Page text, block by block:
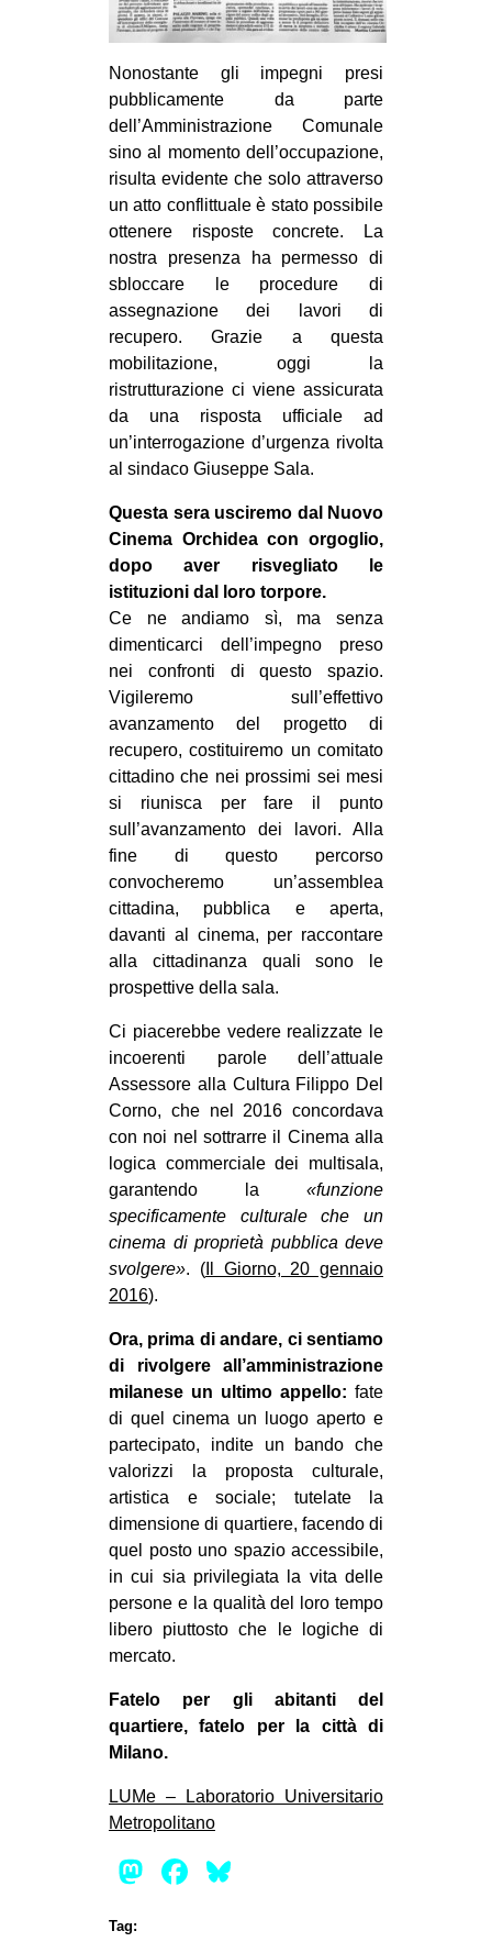
Nonostante gli impegni presi
pubblicamente da parte
dell’Amministrazione Comunale
sino al momento dell’occupazione,
risulta evidente che solo attraverso
un atto conflittuale è stato possibile
ottenere risposte concrete. La
nostra presenza ha permesso di
sbloccare le procedure di
assegnazione dei lavori di
recupero. Grazie a questa
mobilitazione, oggi la
ristrutturazione ci viene assicurata
da una risposta ufficiale ad
un’interrogazione d’urgenza rivolta
al sindaco Giuseppe Sala.
Questa sera usciremo dal Nuovo
Cinema Orchidea con orgoglio,
dopo aver risvegliato le
istituzioni dal loro torpore.
Ce ne andiamo sì, ma senza
dimenticarci dell’impegno preso
nei confronti di questo spazio.
Vigileremo sull’effettivo
avanzamento del progetto di
recupero, costituiremo un comitato
cittadino che nei prossimi sei mesi
si riunisca per fare il punto
sull’avanzamento dei lavori. Alla
fine di questo percorso
convocheremo un’assemblea
cittadina, pubblica e aperta,
davanti al cinema, per raccontare
alla cittadinanza quali sono le
prospettive della sala.
Ci piacerebbe vedere realizzate le
incoerenti parole dell’attuale
Assessore alla Cultura Filippo Del
Corno, che nel 2016 concordava
con noi nel sottrarre il Cinema alla
logica commerciale dei multisala,
garantendo la «funzione
specificamente culturale che un
cinema di proprietà pubblica deve
svolgere». (Il Giorno, 20 gennaio
2016).
Ora, prima di andare, ci sentiamo
di rivolgere all’amministrazione
milanese un ultimo appello: fate
di quel cinema un luogo aperto e
partecipato, indite un bando che
valorizzi la proposta culturale,
artistica e sociale; tutelate la
dimensione di quartiere, facendo di
quel posto uno spazio accessibile,
in cui sia privilegiata la vita delle
persone e la qualità del loro tempo
libero piuttosto che le logiche di
mercato.
Fatelo per gli abitanti del
quartiere, fatelo per la città di
Milano.
LUMe – Laboratorio Universitario
Metropolitano
Mastodon
Facebook
Tag: